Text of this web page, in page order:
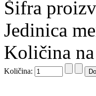
Šifra
Jedinica
Količina
Količina: